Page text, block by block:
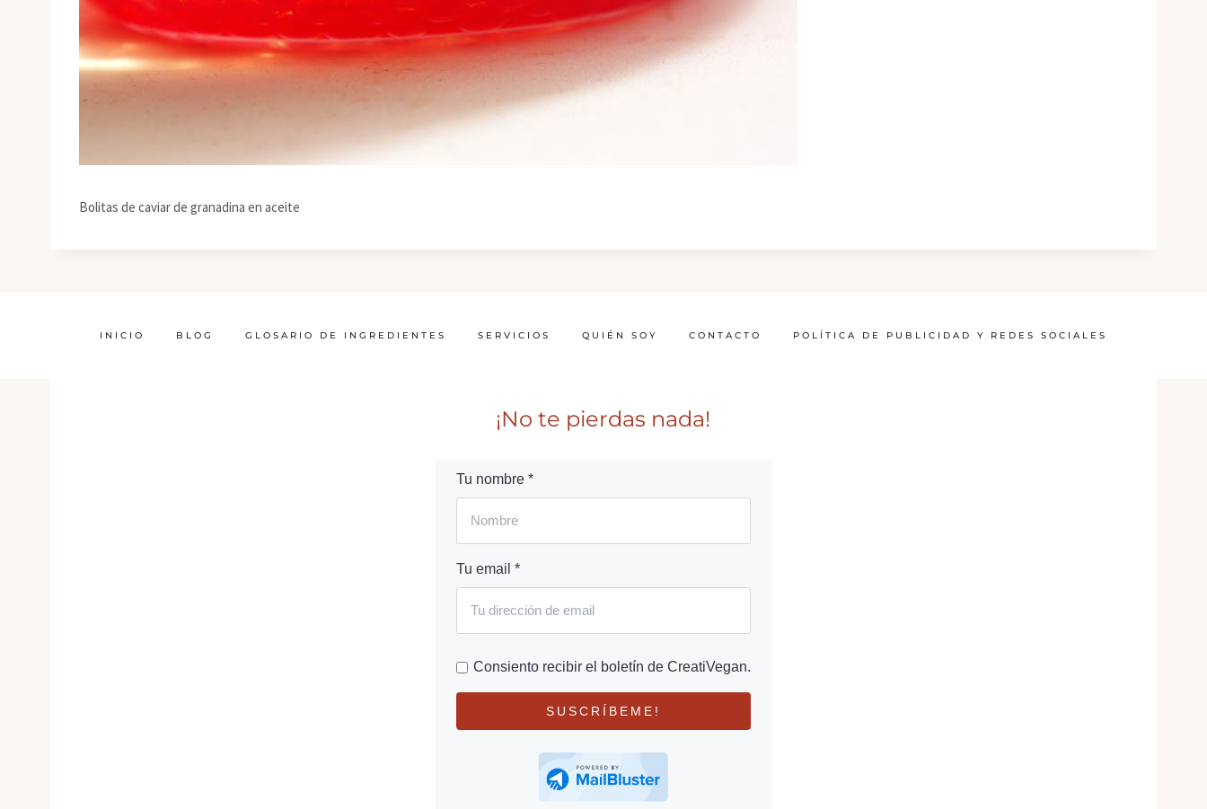
Bolitas de caviar de granadina en aceite
INICIO BLOG GLOSARIO DE INGREDIENTES SERVICIOS QUIÉN SOY CONTACTO POLÍTICA DE PUBLICIDAD Y REDES SOCIALES
¡No te pierdas nada!
Tu nombre *
Tu email *
Consiento recibir el boletín de CreatiVegan.
SUSCRÍBEME!